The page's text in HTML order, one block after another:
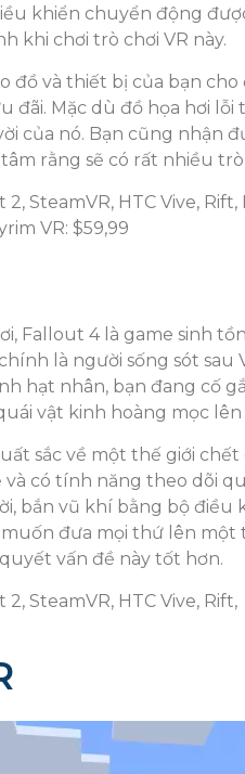
khiển chuyển động
khi chơi trò chơi VR này.
đồ và thiết bị của bạn
đãi. Mặc dù đồ họa hơi
của nó. Bạn cũng nhận
rằng sẽ có rất nhiều trò
SteamVR, HTC Vive, Rift,
VR: $59,99
Fallout 4 là game sinh
là người sống sót sau
hạt nhân, bạn đang cố
vật kinh hoàng mọc
sắc về một thế giới
và có tính năng theo dõi
bắn vũ khí bằng bộ điều
đưa mọi thứ lên một
vấn đề này tốt hơn.
SteamVR, HTC Vive, Rift,